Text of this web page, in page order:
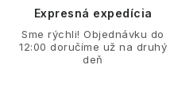
Expresná expedícia
Sme rýchli! Objednávku do
12:00 doručíme už na druhý
deň